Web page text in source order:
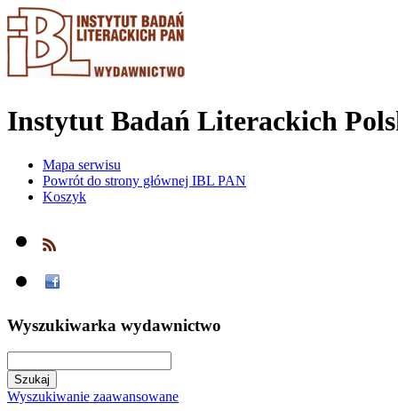
Instytut Badań Literackich
Mapa serwisu
Powrót do strony głównej IBL PAN
Koszyk
Wyszukiwarka wydawnictwo
Wyszukiwanie zaawansowane